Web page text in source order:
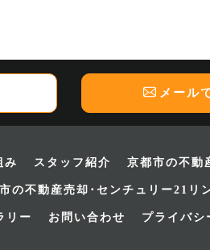
メール
み スタッフ紹介 京都市の不動
の不動産売却･センチュリー21リ
リー お問い合わせ プライバシ